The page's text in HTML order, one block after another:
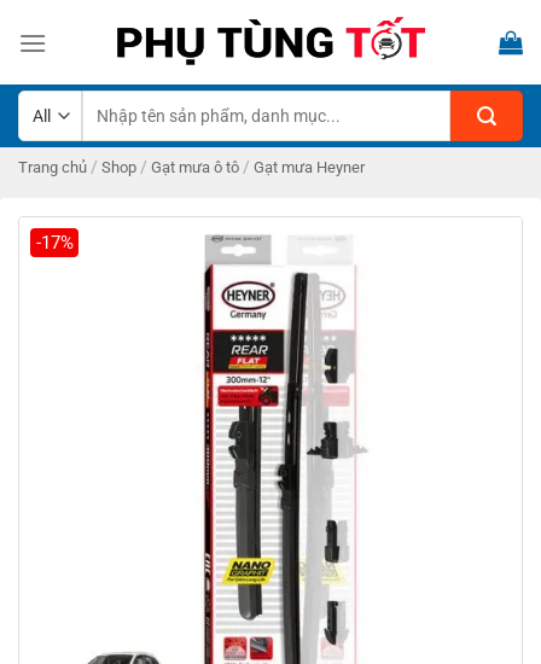
kiếm:
Trang chủ / Shop / Gạt mưa ô tô / Gạt mưa Heyner
-17%